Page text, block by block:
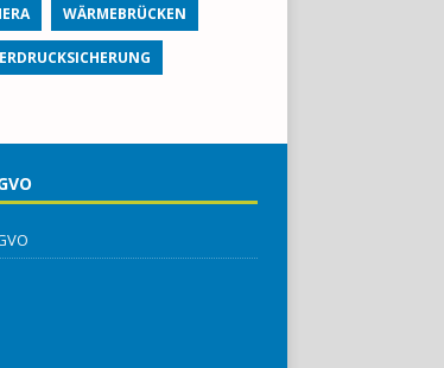
WÄRMEBRÜCKEN